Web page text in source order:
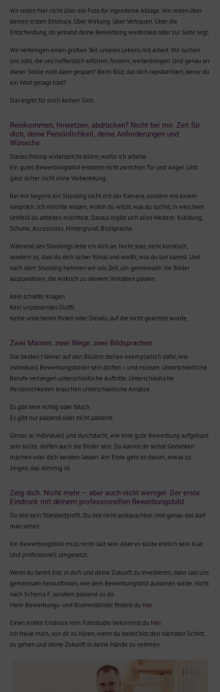
Wir reden hier nicht über ein Foto für irgendeine Ablage. Wir reden über
deinen ersten Eindruck. Über Wirkung. Über Vertrauen. Über die
Entscheidung, ob jemand deine Bewerbung weiterliest oder zur Seite legt.
Wir verbringen einen großen Teil unseres Lebens mit Arbeit. Wir suchen
uns Jobs, die uns hoffentlich erfüllen, fordern, weiterbringen. Und genau an
dieser Stelle wird dann gespart? Beim Bild, das dich repräsentiert, bevor du
ein Wort gesagt hast?
Das ergibt für mich keinen Sinn.
Reinkommen, hinsetzen, abdrücken? Nicht bei mir. Zeit für
dich, deine Persönlichkeit, deine Anforderungen und
Wünsche
Dieses Prinzip widerspricht allem, wofür ich arbeite.
Ein gutes Bewerbungsbild entsteht nicht zwischen Tür und Angel. Und
ganz sicher nicht ohne Vorbereitung.
Bei mir beginnt ein Shooting nicht mit der Kamera, sondern mit einem
Gespräch. Ich möchte wissen, wohin du willst, was du suchst, in welchem
Umfeld du arbeiten möchtest. Daraus ergibt sich alles Weitere: Kleidung,
Schuhe, Accessoires, Hintergrund, Bildsprache.
Während des Shootings leite ich dich an. Nicht starr, nicht künstlich,
sondern so, dass du dich sicher fühlst und weißt, was du tun kannst. Und
nach dem Shooting nehmen wir uns Zeit, um gemeinsam die Bilder
auszuwählen, die wirklich zu deinem Vorhaben passen.
Kein schiefer Kragen.
Kein unpassendes Outfit.
Keine unsicheren Posen oder Details, auf die nicht geachtet wurde.
Zwei Männer, zwei Wege, zwei Bildsprachen
Die beiden Männer auf den Bildern stehen exemplarisch dafür, wie
individuell Bewerbungsbilder sein dürfen – und müssen. Unterschiedliche
Berufe verlangen unterschiedliche Auftritte. Unterschiedliche
Persönlichkeiten brauchen unterschiedliche Ansätze.
Es gibt kein richtig oder falsch.
Es gibt nur passend oder nicht passend.
Genau so individuell und durchdacht, wie eine gute Bewerbung aufgebaut
sein sollte, dürfen auch die Bilder sein. Du kannst dir selbst Gedanken
machen oder dich beraten lassen. Am Ende geht es darum, etwas zu
zeigen, das stimmig ist.
Zeig dich. Nicht mehr – aber auch nicht weniger. Der erste
Eindruck mit deinem professionellen Bewerbungsbild
Du bist kein Standardprofil. Du bist nicht austauschbar. Und genau das darf
man sehen.
Ein Bewerbungsbild muss nicht laut sein. Aber es sollte ehrlich sein. Klar.
Und professionell umgesetzt.
Wenn du bereit bist, in dich und deine Zukunft zu investieren, dann lass uns
gemeinsam herausfinden, wie dein Bewerbungsbild aussehen sollte. Nicht
nach Schema F, sondern passend zu dir.
Mehr Bewerbungs- und Businessbilder findest du hier
Einen ersten Eindruck vom Fotostudio bekommst du hier
Ich freue mich, von dir zu hören, wenn du bereit bist den nächsten Schritt
zu gehen und deine Zukunft in deine Hände zu nehmen.